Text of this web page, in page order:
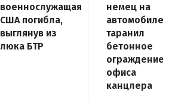
военнослужащая
США погибла,
выглянув из
люка БТР
немец на
автомобиле
таранил
бетонное
ограждение
офиса
канцлера